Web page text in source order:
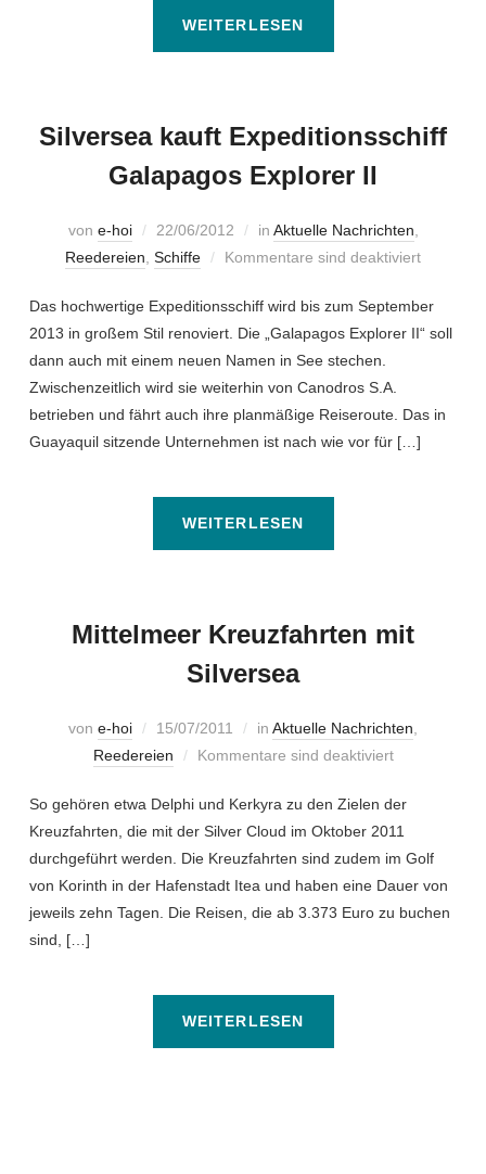
WEITERLESEN
Silversea kauft Expeditionsschiff
Galapagos Explorer II
von e-hoi 22/06/2012 in Aktuelle Nachrichten
Reedereien Schiffe Kommentare sind deaktiviert
Das hochwertige Expeditionsschiff wird bis zum September
2013 in großem Stil renoviert. Die „Galapagos Explorer II“ soll
dann auch mit einem neuen Namen in See stechen.
Zwischenzeitlich wird sie weiterhin von Canodros S.A.
betrieben und fährt auch ihre planmäßige Reiseroute. Das in
Guayaquil sitzende Unternehmen ist nach wie vor für […]
WEITERLESEN
Mittelmeer Kreuzfahrten mit
Silversea
von e-hoi 15/07/2011 in Aktuelle Nachrichten
Reedereien
Kommentare sind deaktiviert
So gehören etwa Delphi und Kerkyra zu den Zielen der
Kreuzfahrten, die mit der Silver Cloud im Oktober 2011
durchgeführt werden. Die Kreuzfahrten sind zudem im Golf
von Korinth in der Hafenstadt Itea und haben eine Dauer von
jeweils zehn Tagen. Die Reisen, die ab 3.373 Euro zu buchen
sind, […]
WEITERLESEN